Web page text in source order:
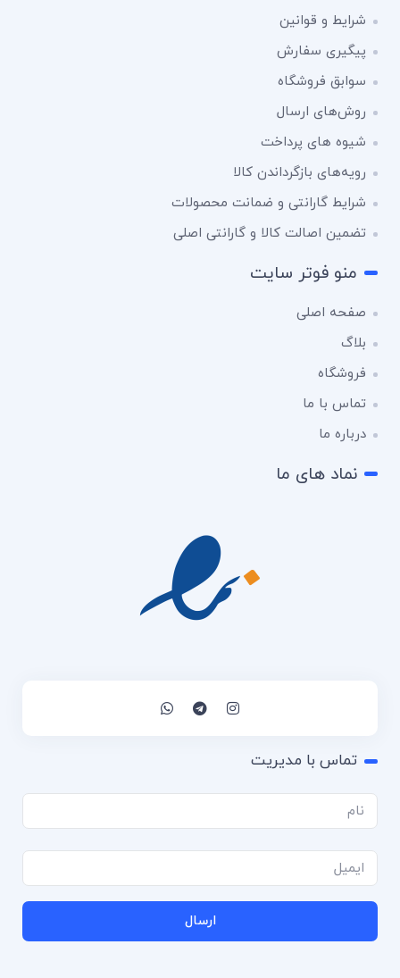
شرایط و قوانین
پیگیری سفارش
سوابق فروشگاه
روش‌های ارسال
شیوه های پرداخت
رویه‌های بازگرداندن کالا
شرایط گارانتی و ضمانت محصولات
تضمین اصالت کالا و گارانتی اصلی
منو فوتر سایت
صفحه اصلی
بلاگ
فروشگاه
تماس با ما
درباره ما
نماد های ما
تماس با مدیریت
ارسال